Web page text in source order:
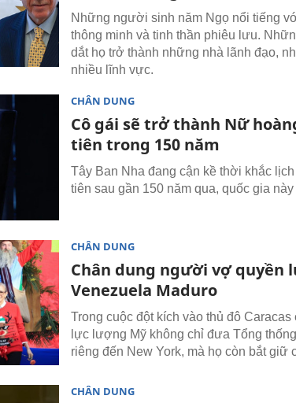
Những người sinh năm Ngọ nổi tiếng
thông minh và tinh thần phiêu lưu.
dắt họ trở thành những nhà lãnh đạo,
nhiều lĩnh vực.
CHÂN DUNG
Cô gái sẽ trở thành Nữ
tiên trong 150 năm
Tây Ban Nha đang cận kề thời khắc
tiên sau gần 150 năm qua, quốc gia
CHÂN DUNG
Chân dung người vợ quyền
Venezuela Maduro
Trong cuộc đột kích vào thủ đô
lực lượng Mỹ không chỉ đưa Tổng
riêng đến New York, mà họ còn bắt giữ
CHÂN DUNG